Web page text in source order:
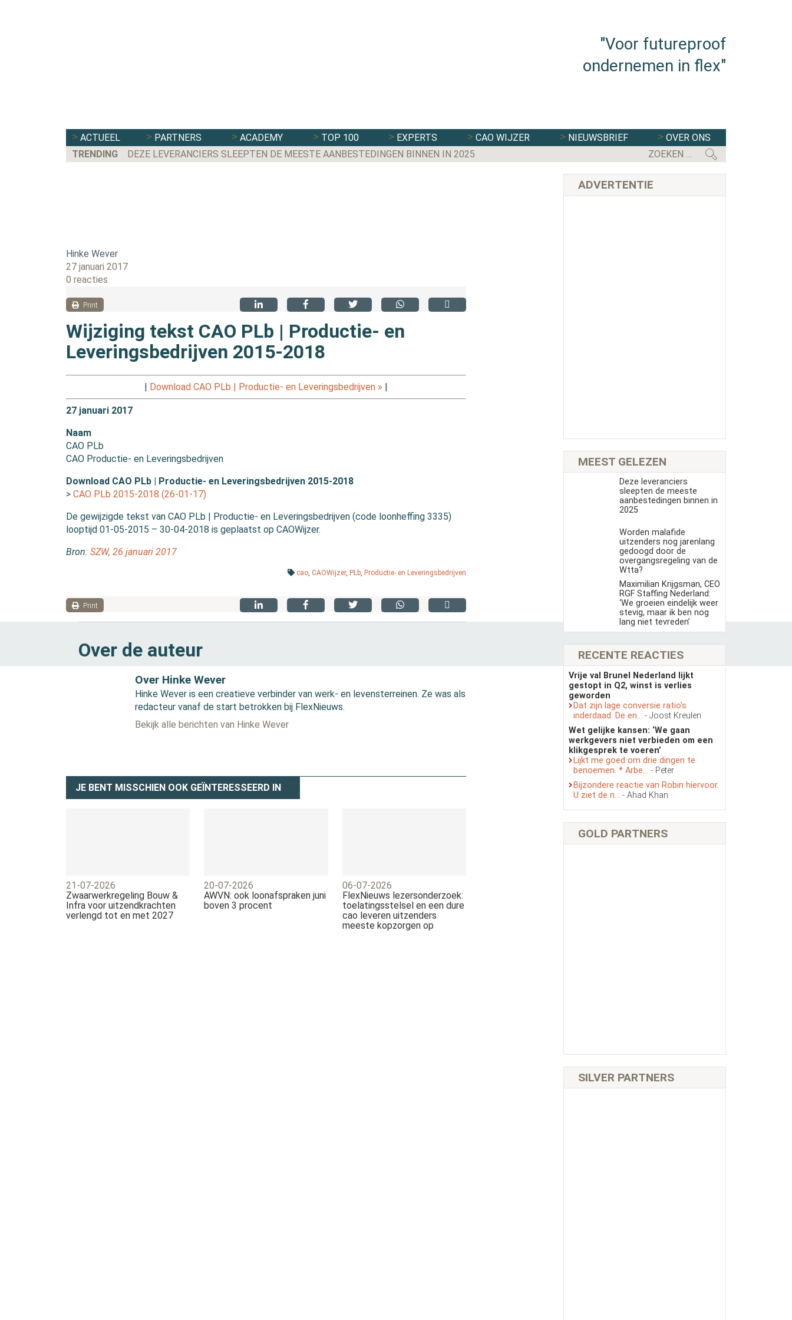
"Voor futureproof
ondernemen in flex"
ACTUEEL PARTNERS ACADEMY TOP 100 EXPERTS CAO WIJZER NIEUWSBRIEF
OVER ONS
TRENDING
DEZE LEVERANCIERS SLEEPTEN DE MEESTE AANBESTEDINGEN BINNEN IN 2025 EERSTE KAMER STEMT IN MET
Hinke Wever
27 januari 2017
0 reacties
Print
Wijziging tekst CAO PLb | Productie- en
Leveringsbedrijven 2015-2018
Download CAO PLb | Productie- en Leveringsbedrijven »
27 januari 2017
Naam
CAO PLb
CAO Productie- en Leveringsbedrijven
Download CAO PLb | Productie- en Leveringsbedrijven 2015-2018
> CAO PLb 2015-2018 (26-01-17)
De gewijzigde tekst van CAO PLb | Productie- en Leveringsbedrijven (code loonheffing 3335)
looptijd 01-05-2015 – 30-04-2018 is geplaatst op CAOWijzer.
Bron: SZW, 26 januari 2017
cao,CAOWijzer, PLb, Productie- en Leveringsbedrijven
Print
Over de auteur
Over Hinke Wever
Hinke Wever is een creatieve verbinder van werk- en levensterreinen. Ze was als
redacteur vanaf de start betrokken bij FlexNieuws.
Bekijk alle berichten van Hinke Wever
JE BENT MISSCHIEN OOK GEÏNTERESSEERD IN
21-07-2026
Zwaarwerkregeling Bouw &
Infra voor uitzendkrachten
verlengd tot en met 2027
20-07-2026
AWVN: ook loonafspraken juni
boven 3 procent
06-07-2026
FlexNieuws lezersonderzoek:
toelatingsstelsel en een dure
cao leveren uitzenders
meeste kopzorgen op
ADVERTENTIE
MEEST GELEZEN
Deze leveranciers
sleepten de meeste
aanbestedingen binnen in
2025
Worden malafide
uitzenders nog jarenlang
gedoogd door de
overgangsregeling van de
Wtta?
Maximilian Krijgsman, CEO
RGF Staffing Nederland:
‘We groeien eindelijk weer
stevig, maar ik ben nog
lang niet tevreden’
RECENTE REACTIES
Vrije val Brunel Nederland lijkt
gestopt in Q2, winst is verlies
geworden
Dat zijn lage conversie ratio’s
inderdaad. De en... - Joost Kreulen
Wet gelijke kansen: ‘We gaan
werkgevers niet verbieden om een
klikgesprek te voeren’
Lijkt me goed om drie dingen te
benoemen. * Arbe... - Peter
Bijzondere reactie van Robin hiervoor.
U ziet de n... - Ahad Khan
GOLD PARTNERS
SILVER PARTNERS